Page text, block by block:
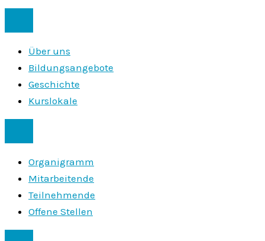
Über uns
Bildungsangebote
Geschichte
Kurslokale
Organigramm
Mitarbeitende
Teilnehmende
Offene Stellen